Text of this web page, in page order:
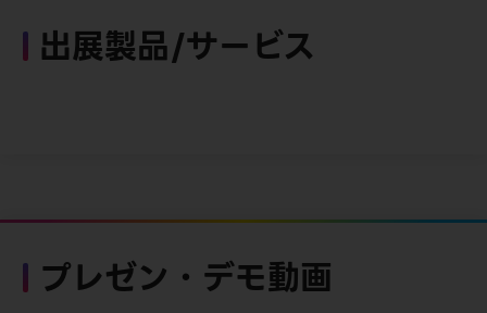
出展製品/サービス
プレゼン・デモ動画